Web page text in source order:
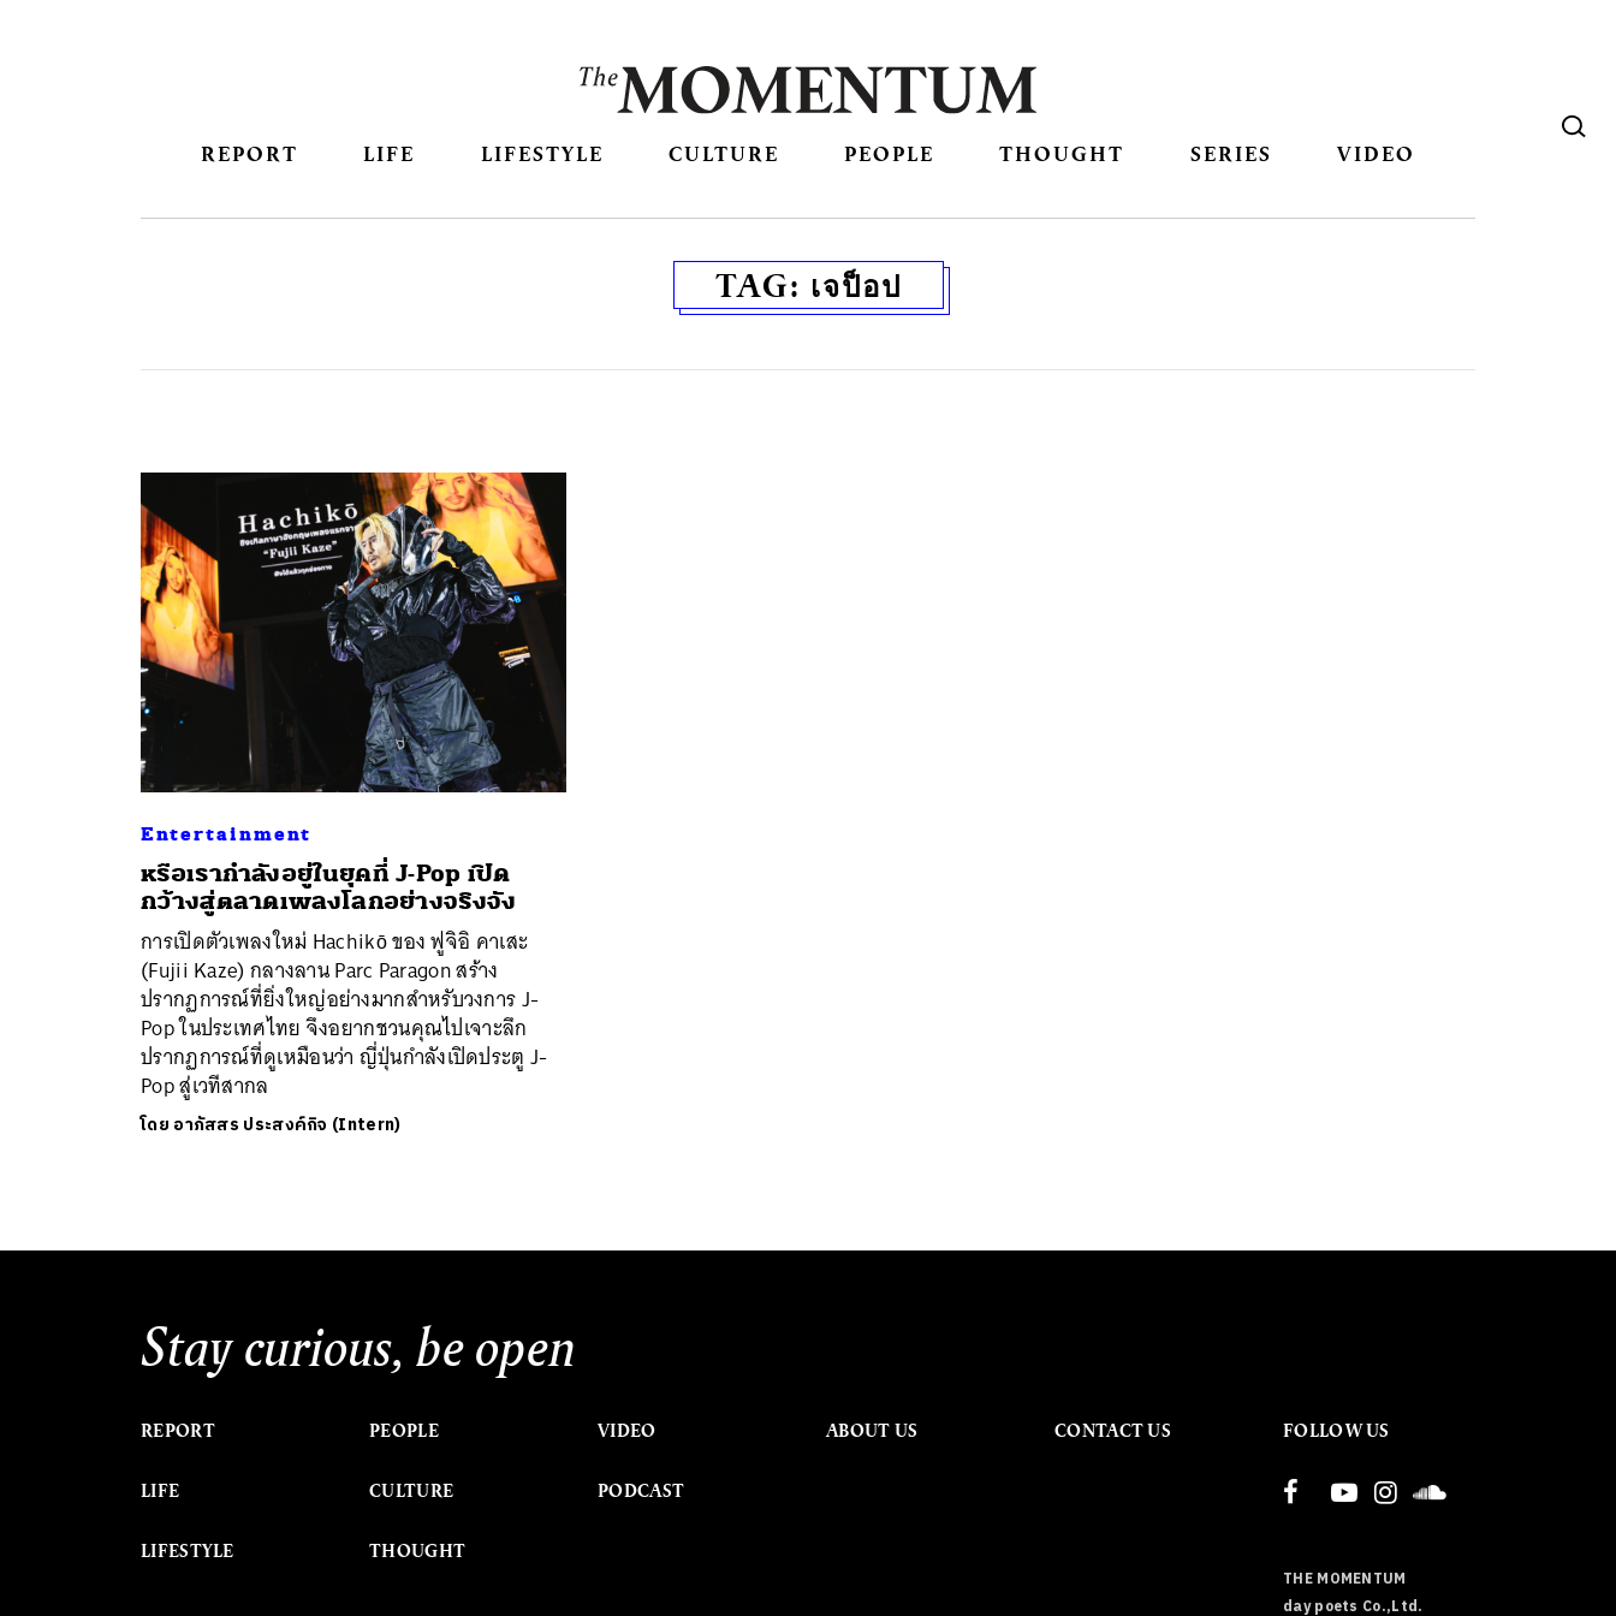
REPORT LIFE LIFESTYLE CULTURE PEOPLE THOUGHT SERIES VIDEO
TAG: เจป็อป
Entertainment
หรือเรากำลังอยู่ในยุคที่ J-Pop เปิด
กว้างสู่ตลาดเพลงโลกอย่างจริงจัง
การเปิดตัวเพลงใหม่ Hachikō ของ ฟูจิอิ คาเสะ
(Fujii Kaze) กลางลาน Parc Paragon สร้าง
ปรากฏการณ์ที่ยิ่งใหญ่อย่างมากสำหรับวงการ J-
Pop ในประเทศไทย จึงอยากชวนคุณไปเจาะลึก
ปรากฏการณ์ที่ดูเหมือนว่า ญี่ปุ่นกำลังเปิดประตู J-
Pop สู่เวทีสากล
โดย อาภัสสร ประสงค์กิจ (Intern)
Stay curious, be open
REPORT
LIFE
LIFESTYLE
PEOPLE
CULTURE
THOUGHT
VIDEO
PODCAST
ABOUT US CONTACT US FOLLOW US
THE MOMENTUM
day poets Co.,Ltd.